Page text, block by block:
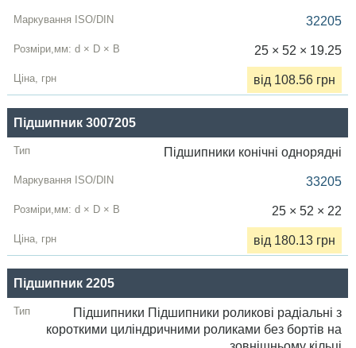
32205
25 × 52 × 19.25
від 108.56 грн
Підшипник 3007205
Підшипники конічні однорядні
33205
25 × 52 × 22
від 180.13 грн
Підшипник 2205
Підшипники Підшипники роликові радіальні з
короткими циліндричними роликами без бортів на